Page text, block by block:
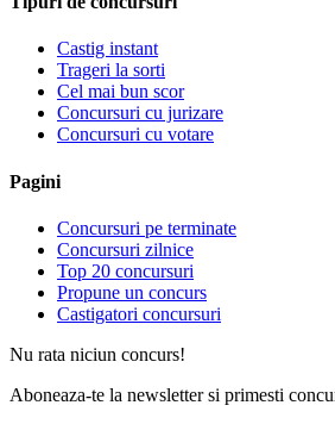
Castig instant
Trageri la sorti
Cel mai bun scor
Concursuri cu jurizare
Concursuri cu votare
Pagini
Concursuri pe terminate
Concursuri zilnice
Top 20 concursuri
Propune un concurs
Castigatori concursuri
Nu rata niciun concurs!
Aboneaza-te la newsletter si primesti